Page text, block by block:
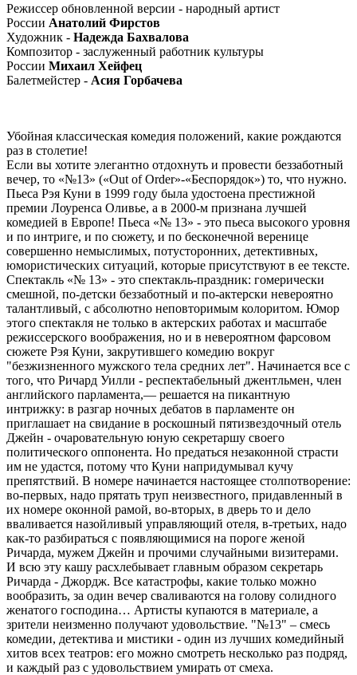
Режиссер обновленной версии - народный артист
России Анатолий Фирстов
Художник - Надежда Бахвалова
Композитор - заслуженный работник культуры
России Михаил Хейфец
Балетмейстер - Асия Горбачева
Убойная классическая комедия положений, какие рождаются
раз в столетие!
Если вы хотите элегантно отдохнуть и провести беззаботный
вечер, то «№13» («Out of Order»-«Беспорядок») то, что нужно.
Пьеса Рэя Куни в 1999 году была удостоена престижной
премии Лоуренса Оливье, а в 2000-м признана лучшей
комедией в Европе! Пьеса «№ 13» - это пьеса высокого уровня
и по интриге, и по сюжету, и по бесконечной веренице
совершенно немыслимых, потусторонних, детективных,
юмористических ситуаций, которые присутствуют в ее тексте.
Спектакль «№ 13» - это спектакль-праздник: гомерически
смешной, по-детски беззаботный и по-актерски невероятно
талантливый, с абсолютно неповторимым колоритом. Юмор
этого спектакля не только в актерских работах и масштабе
режиссерского воображения, но и в невероятном фарсовом
сюжете Рэя Куни, закрутившего комедию вокруг
"безжизненного мужского тела средних лет". Начинается все с
того, что Ричард Уилли - респектабельный джентльмен, член
английского парламента,— решается на пикантную
интрижку: в разгар ночных дебатов в парламенте он
приглашает на свидание в роскошный пятизвездочный отель
Джейн - очаровательную юную секретаршу своего
политического оппонента. Но предаться незаконной страсти
им не удастся, потому что Куни напридумывал кучу
препятствий. В номере начинается настоящее столпотворение:
во-первых, надо прятать труп неизвестного, придавленный в
их номере оконной рамой, во-вторых, в дверь то и дело
вваливается назойливый управляющий отеля, в-третьих, надо
как-то разбираться с появляющимися на пороге женой
Ричарда, мужем Джейн и прочими случайными визитерами.
И всю эту кашу расхлебывает главным образом секретарь
Ричарда - Джордж. Все катастрофы, какие только можно
вообразить, за один вечер сваливаются на голову солидного
женатого господина… Артисты купаются в материале, а
зрители неизменно получают удовольствие. "№13" – смесь
комедии, детектива и мистики - один из лучших комедийный
хитов всех театров: его можно смотреть несколько раз подряд,
и каждый раз с удовольствием умирать от смеха.